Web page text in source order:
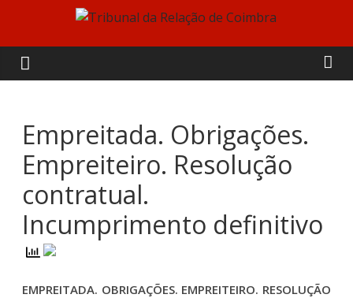
content
Tribunal
da
Relação
de
Coimbra
Empreitada. Obrigações.
Empreiteiro. Resolução
contratual.
Incumprimento definitivo
EMPREITADA. OBRIGAÇÕES. EMPREITEIRO. RESOLUÇÃO